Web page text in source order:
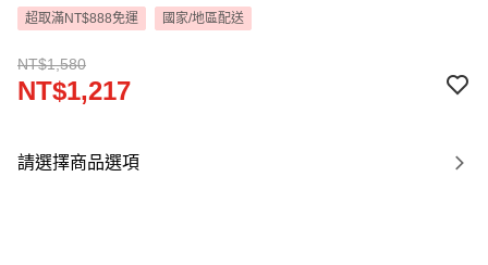
超取滿NT$888免運 國家/地區配送
NT$1,580
NT$1,217
請選擇商品選項